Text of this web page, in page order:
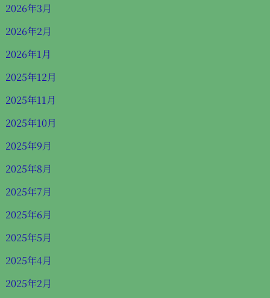
2026年3月
2026年2月
2026年1月
2025年12月
2025年11月
2025年10月
2025年9月
2025年8月
2025年7月
2025年6月
2025年5月
2025年4月
2025年2月